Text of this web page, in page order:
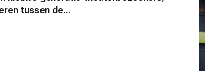
tussen de…